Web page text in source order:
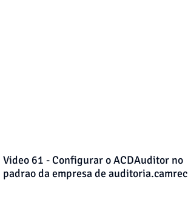
Video 61 - Configurar o ACDAuditor no
padrao da empresa de auditoria.camrec